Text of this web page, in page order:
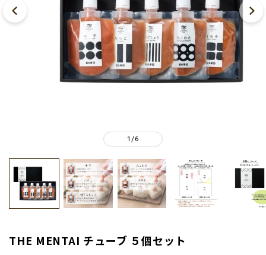
1 /6
THE MENTAI チューブ ５個セット